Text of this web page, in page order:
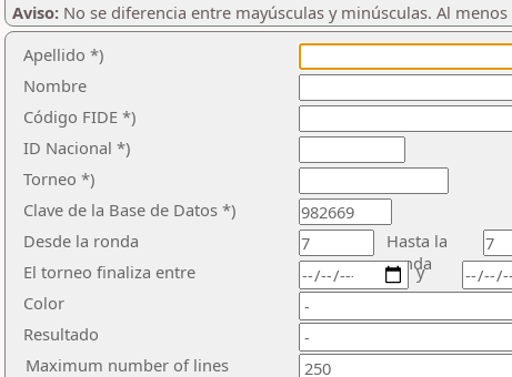
Aviso: No se diferencia entre mayúsculas y minúsculas. Al
Apellido *)
Nombre
Código FIDE *)
ID Nacional *)
Torneo *)
Clave de la Base de Datos *)
Desde la ronda
Hasta la
ronda
El torneo finaliza entre
Color
Resultado
y
Maximum number of lines